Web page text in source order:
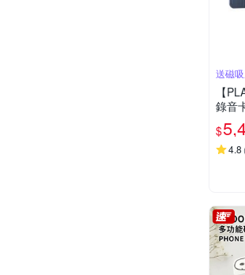
送磁
【
錄音
議總
$
4.8 (